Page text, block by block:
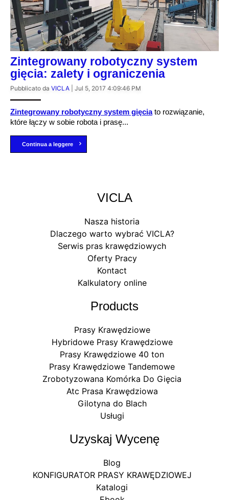
Zintegrowany robotyczny system
gięcia: zalety i ograniczenia
Pubblicato da VICLA Jul 5, 2017 4:09:46 PM
Zintegrowany robotyczny system gięciato rozwiązanie,
które łączy w sobie robota i prasę...
Continua a leggere
VICLA
Nasza historia
Dlaczego warto wybrać VICLA?
Serwis pras krawędziowych
Oferty Pracy
Kontact
Kalkulatory online
Products
Prasy Krawędziowe
Hybridowe Prasy Krawędziowe
Prasy Krawędziowe 40 ton
Prasy Krawędziowe Tandemowe
Zrobotyzowana Komórka Do Gięcia
Atc Prasa Krawędziowa
Gilotyna do Blach
Usługi
Uzyskaj Wycenę
Blog
KONFIGURATOR PRASY KRAWĘDZIOWEJ
Katalogi